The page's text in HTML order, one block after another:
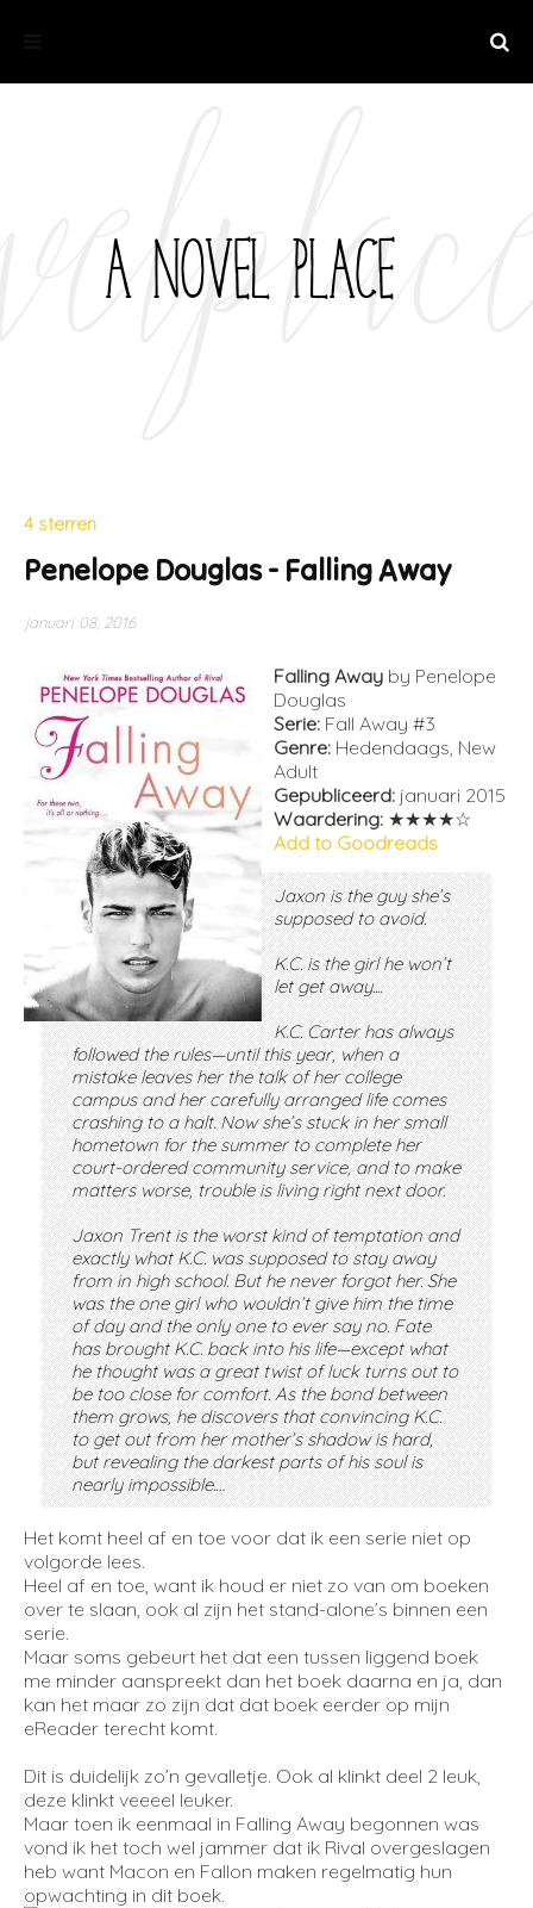
4 sterren
Penelope Douglas - Falling Away
januari 08, 2016
Falling Away by Penelope
Douglas
Serie: Fall Away #3
Genre: Hedendaags, New
Adult
Gepubliceerd: januari 2015
Waardering: ★★★★☆
Add to Goodreads
Jaxon is the guy she’s
supposed to avoid.
K.C. is the girl he won’t
let get away....
K.C. Carter has always
followed the rules—until this year, when a
mistake leaves her the talk of her college
campus and her carefully arranged life comes
crashing to a halt. Now she’s stuck in her small
hometown for the summer to complete her
court-ordered community service, and to make
matters worse, trouble is living right next door.
Jaxon Trent is the worst kind of temptation and
exactly what K.C. was supposed to stay away
from in high school. But he never forgot her. She
was the one girl who wouldn’t give him the time
of day and the only one to ever say no. Fate
has brought K.C. back into his life—except what
he thought was a great twist of luck turns out to
be too close for comfort. As the bond between
them grows, he discovers that convincing K.C.
to get out from her mother’s shadow is hard,
but revealing the darkest parts of his soul is
nearly impossible.…
Het komt heel af en toe voor dat ik een serie niet op
volgorde lees.
Heel af en toe, want ik houd er niet zo van om boeken
over te slaan, ook al zijn het stand-alone’s binnen een
serie.
Maar soms gebeurt het dat een tussen liggend boek
me minder aanspreekt dan het boek daarna en ja, dan
kan het maar zo zijn dat dat boek eerder op mijn
eReader terecht komt.
Dit is duidelijk zo’n gevalletje. Ook al klinkt deel 2 leuk,
deze klinkt veeeel leuker.
Maar toen ik eenmaal in Falling Away begonnen was
vond ik het toch wel jammer dat ik Rival overgeslagen
heb want Macon en Fallon maken regelmatig hun
opwachting in dit boek.